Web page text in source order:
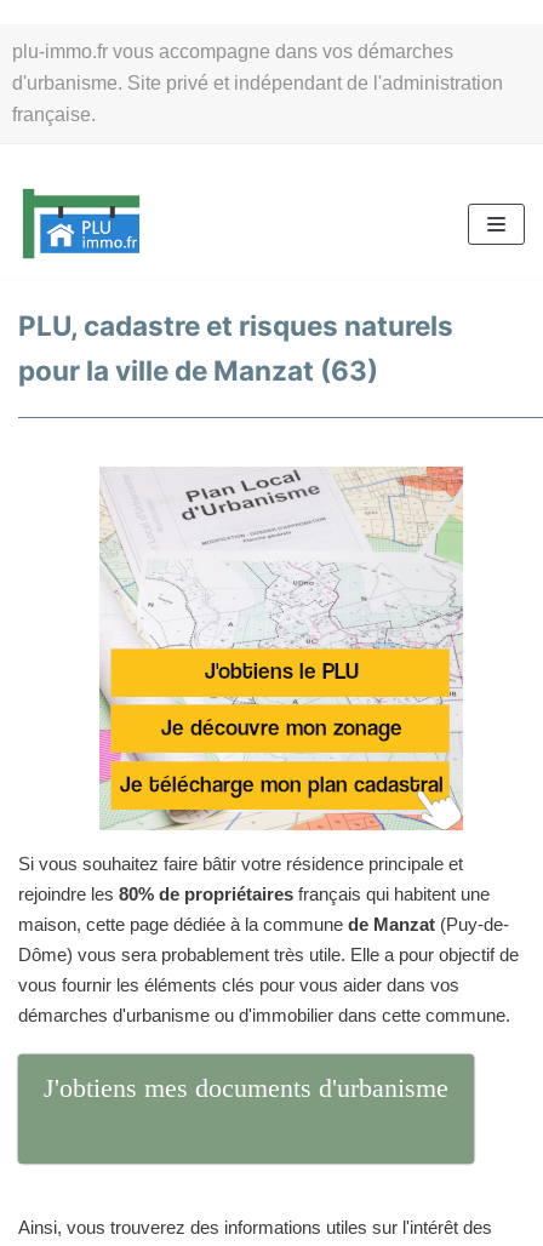
plu-immo.fr vous accompagne dans vos démarches
d'urbanisme. Site privé et indépendant de l'administration
française.
au
contenu
PLU, cadastre et risques naturels
pour la ville de Manzat (63)
Si vous souhaitez faire bâtir votre résidence principale et
rejoindre les 80% de propriétaires français qui habitent une
maison, cette page dédiée à la commune de Manzat (Puy-de-
Dôme) vous sera probablement très utile. Elle a pour objectif de
vous fournir les éléments clés pour vous aider dans vos
démarches d'urbanisme ou d'immobilier dans cette commune.
J'obtiens mes documents d'urbanisme
Ainsi, vous trouverez des informations utiles sur l'intérêt des